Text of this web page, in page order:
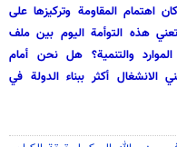
اهتمام المقاومة وتركيزها على
تعني هذه التوأمة اليوم بين ملف
والتنمية؟ هل نحن أمام
أكثر ببناء الدولة في